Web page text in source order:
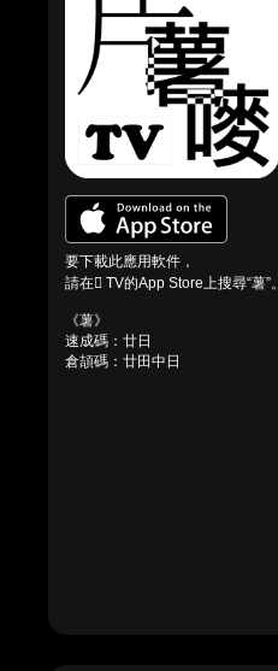
要下載此應用軟件，
請在 TV的App Store上搜尋“薯”。
《薯》
速成碼：廿日
倉頡碼：廿田中日